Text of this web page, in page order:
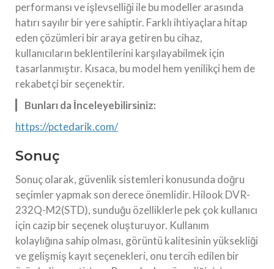
performansı ve işlevselliği ile bu modeller arasında
hatırı sayılır bir yere sahiptir. Farklı ihtiyaçlara hitap
eden çözümleri bir araya getiren bu cihaz,
kullanıcıların beklentilerini karşılayabilmek için
tasarlanmıştır. Kısaca, bu model hem yenilikçi hem de
rekabetçi bir seçenektir.
Bunları da İnceleyebilirsiniz:
https://pctedarik.com/
Sonuç
Sonuç olarak, güvenlik sistemleri konusunda doğru
seçimler yapmak son derece önemlidir. Hilook DVR-
232Q-M2(STD), sunduğu özelliklerle pek çok kullanıcı
için cazip bir seçenek oluşturuyor. Kullanım
kolaylığına sahip olması, görüntü kalitesinin yüksekliği
ve gelişmiş kayıt seçenekleri, onu tercih edilen bir